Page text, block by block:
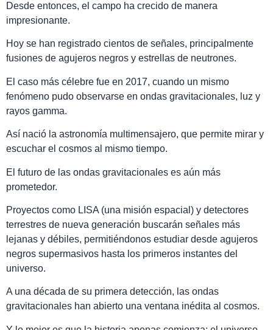
Desde entonces, el campo ha crecido de manera
impresionante.
Hoy se han registrado cientos de señales, principalmente
fusiones de agujeros negros y estrellas de neutrones.
El caso más célebre fue en 2017, cuando un mismo
fenómeno pudo observarse en ondas gravitacionales, luz y
rayos gamma.
Así nació la astronomía multimensajero, que permite mirar y
escuchar el cosmos al mismo tiempo.
El futuro de las ondas gravitacionales es aún más
prometedor.
Proyectos como LISA (una misión espacial) y detectores
terrestres de nueva generación buscarán señales más
lejanas y débiles, permitiéndonos estudiar desde agujeros
negros supermasivos hasta los primeros instantes del
universo.
A una década de su primera detección, las ondas
gravitacionales han abierto una ventana inédita al cosmos.